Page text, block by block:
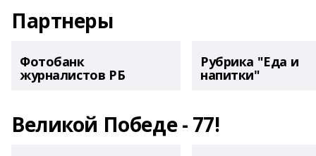
Партнеры
Фотобанк
журналистов РБ
Рубрика "Еда и
напитки"
Великой Победе - 77!